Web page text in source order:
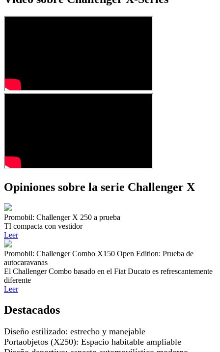
Opiniones sobre la serie Challenger X
Promobil: Challenger X 250 a prueba
TI compacta con vestidor
Leer
Promobil: Challenger Combo X150 Open Edition: Prueba de
autocaravanas
El Challenger Combo basado en el Fiat Ducato es refrescantemente
diferente
Leer
Destacados
Diseño estilizado: estrecho y manejable
Portaobjetos (X250): Espacio habitable ampliable